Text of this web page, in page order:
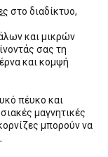
στο διαδίκτυο,
και μικρών
σας τη
και κομψή
πέυκο και
μαγνητικές
μπορούν να